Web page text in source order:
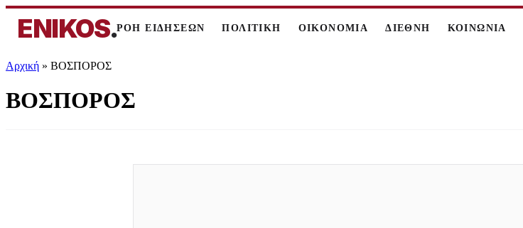
ENIKOS.ΡΟΗ ΕΙΔΗΣΕΩΝ ΠΟΛΙΤΙΚΗ ΟΙΚΟΝΟΜΙΑ ΔΙΕΘΝΗ ΚΟΙΝΩΝΙΑ
Αρχική » ΒΟΣΠΟΡΟΣ
ΒΟΣΠΟΡΟΣ